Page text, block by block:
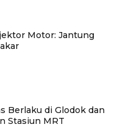
Motor: Jantung
Berlaku di Glodok dan
Stasiun MRT